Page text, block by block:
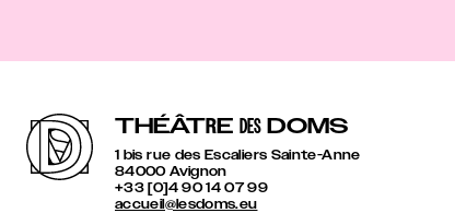
THÉÂTRE DES DOMS
1 bis rue des Escaliers Sainte-Anne
84000 Avignon
+33 [0]4 90 14 07 99
accueil@lesdoms.eu